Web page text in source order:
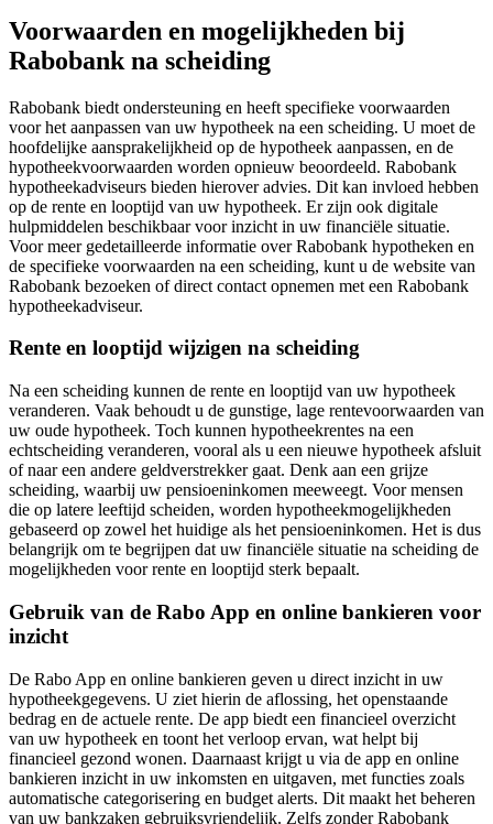
Voorwaarden en mogelijkheden bij
Rabobank na scheiding
Rabobank biedt ondersteuning en heeft specifieke voorwaarden
voor het aanpassen van uw hypotheek na een scheiding. U moet de
hoofdelijke aansprakelijkheid op de hypotheek aanpassen, en de
hypotheekvoorwaarden worden opnieuw beoordeeld. Rabobank
hypotheekadviseurs bieden hierover advies. Dit kan invloed hebben
op de rente en looptijd van uw hypotheek. Er zijn ook digitale
hulpmiddelen beschikbaar voor inzicht in uw financiële situatie.
Voor meer gedetailleerde informatie over Rabobank hypotheken en
de specifieke voorwaarden na een scheiding, kunt u de website van
Rabobank bezoeken of direct contact opnemen met een Rabobank
hypotheekadviseur.
Rente en looptijd wijzigen na scheiding
Na een scheiding kunnen de rente en looptijd van uw hypotheek
veranderen. Vaak behoudt u de gunstige, lage rentevoorwaarden van
uw oude hypotheek. Toch kunnen hypotheekrentes na een
echtscheiding veranderen, vooral als u een nieuwe hypotheek afsluit
of naar een andere geldverstrekker gaat. Denk aan een grijze
scheiding, waarbij uw pensioeninkomen meeweegt. Voor mensen
die op latere leeftijd scheiden, worden hypotheekmogelijkheden
gebaseerd op zowel het huidige als het pensioeninkomen. Het is dus
belangrijk om te begrijpen dat uw financiële situatie na scheiding de
mogelijkheden voor rente en looptijd sterk bepaalt.
Gebruik van de Rabo App en online bankieren voor
inzicht
De Rabo App en online bankieren geven u direct inzicht in uw
hypotheekgegevens. U ziet hierin de aflossing, het openstaande
bedrag en de actuele rente. De app biedt een financieel overzicht
van uw hypotheek en toont het verloop ervan, wat helpt bij
financieel gezond wonen. Daarnaast krijgt u via de app en online
bankieren inzicht in uw inkomsten en uitgaven, met functies zoals
automatische categorisering en budget alerts. Dit maakt het beheren
van uw bankzaken gebruiksvriendelijk. Zelfs zonder Rabobank